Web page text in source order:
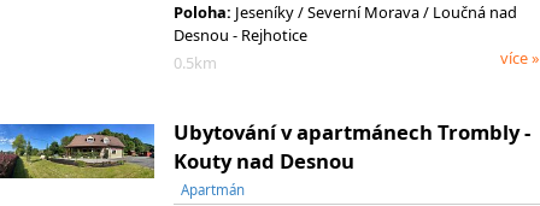
Poloha: Jeseníky/ Severní Morava/ Loučná nad
Desnou - Rejhotice
0.5km
více »
Ubytování v apartmánech Trombly -
Kouty nad Desnou
Apartmán